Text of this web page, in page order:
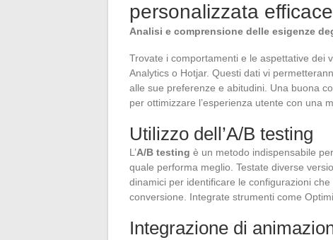
personalizzata efficace
Analisi e comprensione delle esigenze
Trovate i comportamenti e le aspettative dei
Analytics o Hotjar. Questi dati vi
alle sue preferenze e abitudini. Una buona
per ottimizzare l’esperienza utente con una
Utilizzo dell’A/B testing
L’A/B testing è un metodo indispensabile
quale performa meglio. Testate diverse
dinamici per identificare le configurazioni
conversione. Integrate strumenti come
Integrazione di